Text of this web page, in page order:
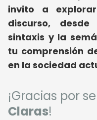
invito a
discurso,
sintaxis y la
tu comprensión
en la sociedad
¡Gracias por
Claras!